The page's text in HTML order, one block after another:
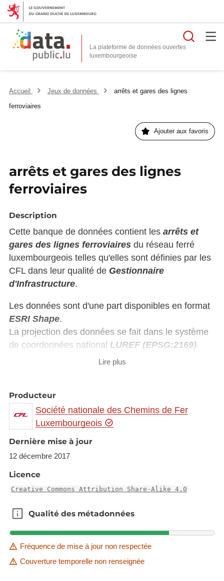
La plateforme de données ouvertes
Accueil Jeux de données
arrêts et gares des lignes
ferroviaires
Ajouter aux favoris
arrêts et gares des lignes
ferroviaires
Description
Cette banque de données contient les arrêts et
gares des lignes ferroviairesdu réseau ferré
luxembourgeois telles qu'elles sont définies par les
CFL dans leur qualité de Gestionnaire
d'Infrastructure.
Les données sont d'une part disponibles en format
ESRI Shape.
La projection des données se fait dans le système
de coordonnées national LUREF (EPSG:2169).
Les données sont d'autre part disponibles en
La projection des données se fait alors dans le
système de coordonnéesWGS84 (EPSG:4326)
Lire plus
Producteur
Société nationale des Chemins de Fer
Luxembourgeois
Dernière mise à jour
12 décembre 2017
Licence
Creative Commons Attribution Share-Alike 4.0
Qualité des métadonnées
Qualité des métadonnées
Fréquence de mise à jour non respectée
Couverture temporelle non renseignée